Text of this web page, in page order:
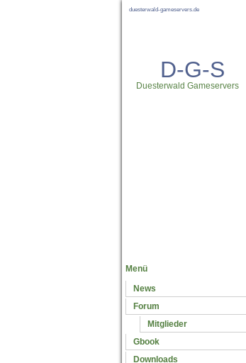
duesterwald-gameservers.de
D-G-S
Duesterwald Gameservers
Menü
News
Forum
Mitglieder
Gbook
Downloads